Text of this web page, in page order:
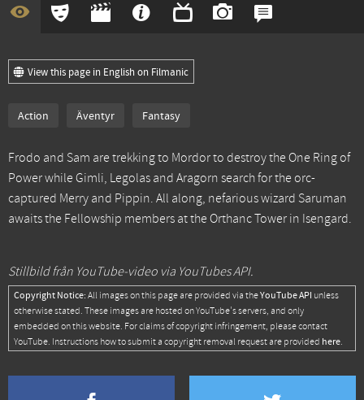
View this page in English on Filmanic
Action Äventyr Fantasy
Frodo and Sam are trekking to Mordor to destroy the One Ring of
Power while Gimli, Legolas and Aragorn search for the orc-
captured Merry and Pippin. All along, nefarious wizard Saruman
awaits the Fellowship members at the Orthanc Tower in Isengard.
Stillbild från YouTube-video via YouTubes API.
Copyright Notice: All images on this page are provided via theYouTube API unless
otherwise stated. These images are hosted on YouTube's servers, and only
embedded on this website. For claims of copyright infringement, please contact
YouTube. Instructions how to submit a copyright removal request are provided here.